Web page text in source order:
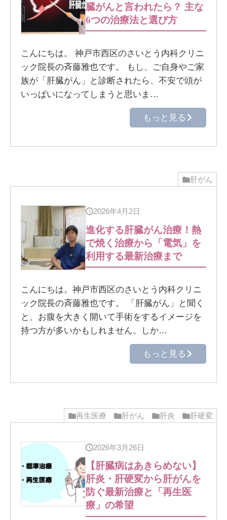
臓がんと言われたら？ 主な
6つの治療法と選び方
こんにちは。 神戸市西区のさいとう内科クリニ
ック院長の斉藤雅也です。 もし、ご自身やご家
族が「肝臓がん」と診断されたら、不安で頭が
いっぱいになってしまうと思いま…
もっと見る
肝がん
2026年4月2日
進化する肝臓がん治療！熱
で焼く治療から「電気」を
利用する最新治療まで
こんにちは。神戸市西区のさいとう内科クリニ
ック院長の斉藤雅也です。 「肝臓がん」と聞く
と、お腹を大きく開いて手術をするイメージを
持つ方が多いかもしれません。しか…
もっと見る
再生医療 肝がん 肝炎 肝硬変
2026年3月26日
【肝臓病はあきらめない】
肝炎・肝硬変から肝がんを
防ぐ最新治療と「再生医
療」の希望